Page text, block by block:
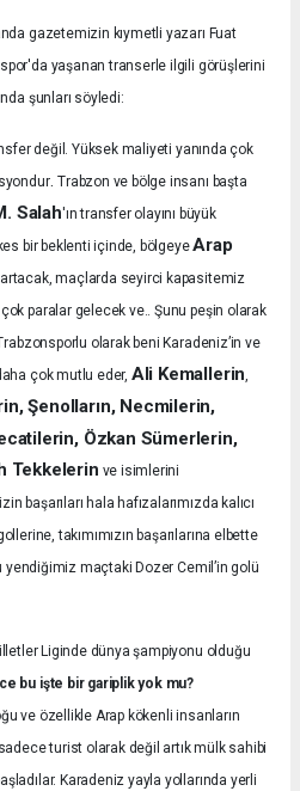
gazetemizin kıymetli yazarı Fuat
yaşanan transerle ilgili görüşlerini
şunları söyledi:
değil. Yüksek maliyeti yanında çok
.Trabzon ve bölge insanı başta
Salah'ın transfer olayını büyük
bir beklenti içinde, bölgeyeArap
artacak, maçlarda seyirci kapasitemiz
paralar gelecek ve.. Şunu peşin olarak
olarak beni Karadeniz’in ve
çok mutlu eder, Ali Kemallerin,
Şenolların, Necmilerin,
Özkan Sümerlerin,
Tekkelerin ve isimlerini
başarıları hala hafızalarımızda kalıcı
takımımızın başarılarına elbette
yendiğimiz maçtaki Dozer Cemil’in golü
Liginde dünya şampiyonu olduğu
bu işte bir gariplik yok mu?
ve özellikle Arap kökenli insanların
turist olarak değil artık mülk sahibi
Karadeniz yayla yollarında yerli